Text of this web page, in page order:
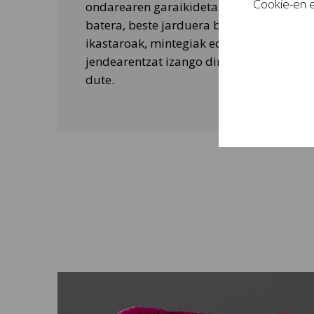
ondarearen garaikidetasuna
batera, beste jarduera batzuk ere egiten
ikastaroak, mintegiak edo tailer
jendearentzat izango dira eta bisitarien
dute.
Cookie-en